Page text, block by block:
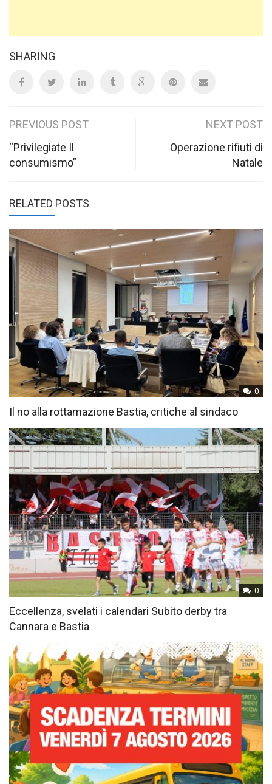
SHARING
Post
navigation
PREVIOUS POST
“Privilegiate Il
consumismo”
NEXT POST
Operazione rifiuti di
Natale
RELATED POSTS
0
Il no alla rottamazione Bastia, critiche al sindaco
0
Eccellenza, svelati i calendari Subito derby tra
Cannara e Bastia